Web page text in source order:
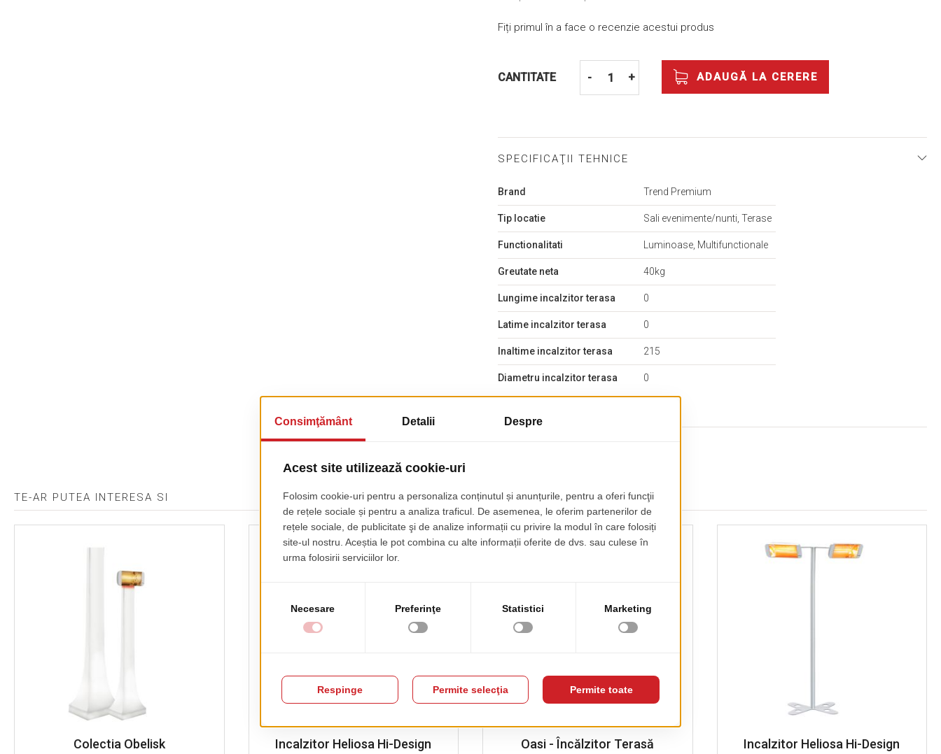
Fiți primul în a face o recenzie acestui produs
CANTITATE - + ADAUGĂ LA CERERE
SPECIFICAŢII TEHNICE
Mai
informații
Brand Trend Premium
Tip locatie Sali evenimente/nunti, Terase
Functionalitati Luminoase, Multifunctionale
Greutate neta 40kg
Lungime incalzitor terasa 0
Latime incalzitor terasa 0
Inaltime incalzitor terasa 215
Diametru incalzitor terasa 0
TE-AR PUTEA INTERESA SI
Colectia Obelisk
Incalzitor Heliosa Hi-Design
Oasi - Încălzitor Terasă
Incalzitor Heliosa Hi-Design